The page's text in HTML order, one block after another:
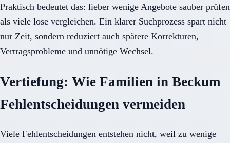
Praktisch bedeutet das: lieber wenige Angebote sauber prüfen
als viele lose vergleichen. Ein klarer Suchprozess spart nicht
nur Zeit, sondern reduziert auch spätere Korrekturen,
Vertragsprobleme und unnötige Wechsel.
Vertiefung: Wie Familien in Beckum
Fehlentscheidungen vermeiden
Viele Fehlentscheidungen entstehen nicht, weil zu wenige